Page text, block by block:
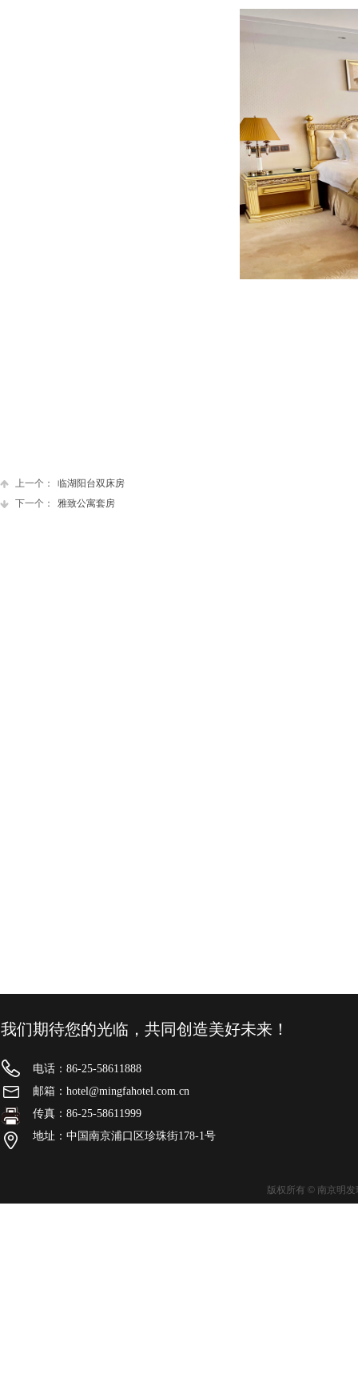
上一个：
临湖阳台双床房
下一个：
雅致公寓套房
我们期待您的光临，共同创造美好未来！
版权所有 © 南京明
电话：86-25-58611888
邮箱：hotel@mingfahotel.com.cn
传真：86-25-58611999
地址：中国南京浦口区珍珠街178-1号